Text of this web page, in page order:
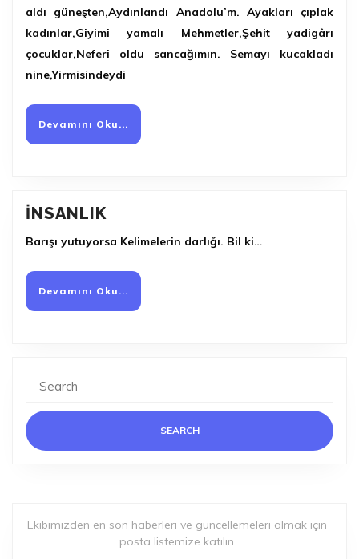
aldı güneşten,Aydınlandı Anadolu’m. Ayakları çıplak
kadınlar,Giyimi yamalı Mehmetler,Şehit yadigârı
çocuklar,Neferi oldu sancağımın. Semayı kucakladı
nine,Yirmisindeydi
Devamını Oku...
Oku...
İNSANLIK
Barışı yutuyorsa Kelimelerin darlığı. Bil ki…
Devamını Oku...
Oku...
for:
Ekibimizden en son haberleri ve güncellemeleri almak için
posta listemize katılın